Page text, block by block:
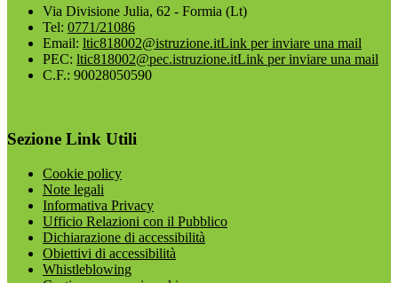
Via Divisione Julia, 62 - Formia (Lt)
Tel: 0771/21086
Email: ltic818002@istruzione.itLink per inviare una mail
PEC: ltic818002@pec.istruzione.itLink per inviare una mail
C.F.: 90028050590
Sezione Link Utili
Cookie policy
Note legali
Informativa Privacy
Ufficio Relazioni con il Pubblico
Dichiarazione di accessibilità
Obiettivi di accessibilità
Whistleblowing